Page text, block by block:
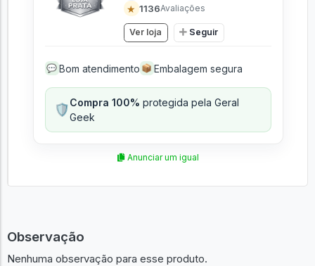
★ 1136Avaliações
Ver loja Seguir
💬 Bom atendimento 📦 Embalagem segura
🛡️Compra 100% protegida pela Geral
Geek
Anunciar um igual
Observação
Nenhuma observação para esse produto.